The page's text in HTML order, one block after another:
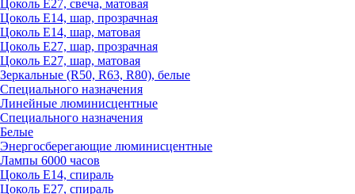
Цоколь Е27, свеча, матовая
Цоколь Е14, шар, прозрачная
Цоколь Е14, шар, матовая
Цоколь Е27, шар, прозрачная
Цоколь Е27, шар, матовая
Зеркальные (R50, R63, R80), белые
Специального назначения
Линейные люминисцентные
Специального назначения
Белые
Энергосберегающие люминисцентные
Лампы 6000 часов
Цоколь Е14, спираль
Цоколь Е27, спираль